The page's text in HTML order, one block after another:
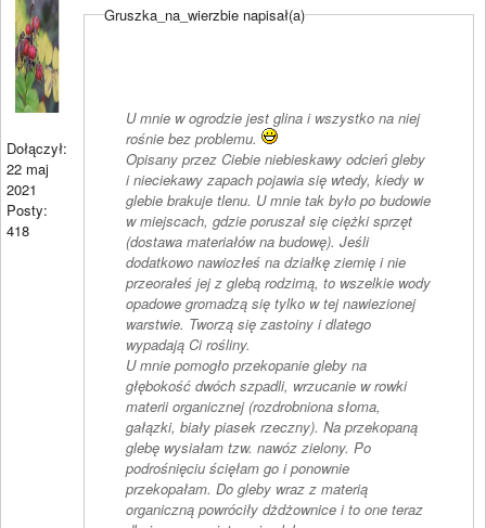
Dołączył:
22 maj
2021
Posty:
418
Gruszka_na_wierzbie napisał(a)
U mnie w ogrodzie jest glina i wszystko na niej
rośnie bez problemu.
Opisany przez Ciebie niebieskawy odcień gleby
i nieciekawy zapach pojawia się wtedy, kiedy w
glebie brakuje tlenu. U mnie tak było po budowie
w miejscach, gdzie poruszał się ciężki sprzęt
(dostawa materiałów na budowę). Jeśli
dodatkowo nawiozłeś na działkę ziemię i nie
przeorałeś jej z glebą rodzimą, to wszelkie wody
opadowe gromadzą się tylko w tej nawiezionej
warstwie. Tworzą się zastoiny i dlatego
wypadają Ci rośliny.
U mnie pomogło przekopanie gleby na
głębokość dwóch szpadli, wrzucanie w rowki
materii organicznej (rozdrobniona słoma,
gałązki, biały piasek rzeczny). Na przekopaną
glebę wysiałam tzw. nawóz zielony. Po
podrośnięciu ścięłam go i ponownie
przekopałam. Do gleby wraz z materią
organiczną powróciły dżdżownice i to one teraz